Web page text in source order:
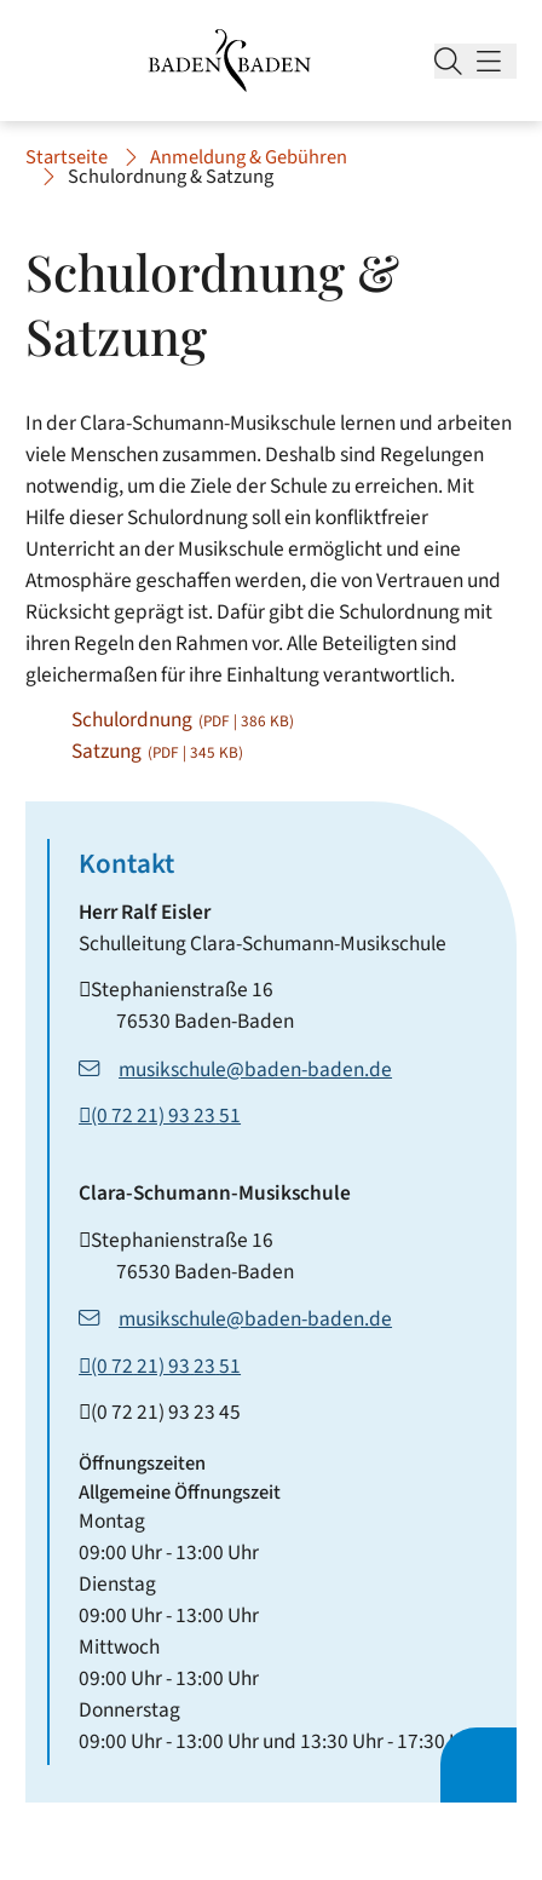
Startseite Anmeldung & Gebühren
Schulordnung & Satzung
Schulordnung &
Satzung
In der Clara-Schumann-Musikschule lernen und arbeiten
viele Menschen zusammen. Deshalb sind Regelungen
notwendig, um die Ziele der Schule zu erreichen. Mit
Hilfe dieser Schulordnung soll ein konfliktfreier
Unterricht an der Musikschule ermöglicht und eine
Atmosphäre geschaffen werden, die von Vertrauen und
Rücksicht geprägt ist. Dafür gibt die Schulordnung mit
ihren Regeln den Rahmen vor. Alle Beteiligten sind
gleichermaßen für ihre Einhaltung verantwortlich.
Schulordnung (PDF | 386 KB)
Satzung (PDF | 345 KB)
Kontakt
HerrRalfEisler
Schulleitung Clara-Schumann-Musikschule
Stephanienstraße 16
76530 Baden-Baden
musikschule@baden-baden.de
(07221) 932351
Clara-Schumann-Musikschule
Stephanienstraße 16
76530 Baden-Baden
musikschule@baden-baden.de
(07221) 932351
(07221) 932345
Öffnungszeiten
Allgemeine Öffnungszeit
Montag
09:00 Uhr-13:00 Uhr
Dienstag
09:00 Uhr-13:00 Uhr
Mittwoch
09:00 Uhr-13:00 Uhr
Donnerstag
09:00 Uhr-13:00 Uhrund 13:30 Uhr-17:30 Uhr